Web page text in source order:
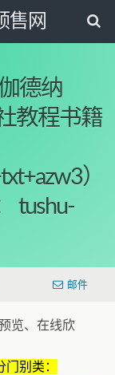
售网
德纳
教程书籍
）
tushu-
邮件
览、在线欣
门别类：